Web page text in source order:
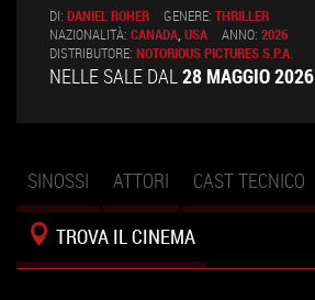
DI: DANIEL ROHER GENERE: THRILLER
NAZIONALITÀ: CANADA,USA ANNO: 2026
DISTRIBUTORE: NOTORIOUS PICTURES S.P.A.
NELLE SALE DAL28 MAGGIO 2026
Schede primarie
SINOSSI ATTORI CAST TECNICO
TROVA IL CINEMA